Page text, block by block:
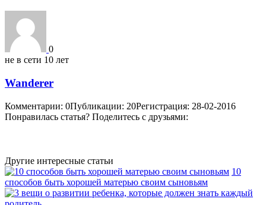
0
не в сети 10 лет
Wanderer
Комментарии: 0Публикации: 20Регистрация: 28-02-2016
Понравилась статья? Поделитесь с друзьями:
Другие интересные статьи
10
способов быть хорошей матерью своим сыновьям